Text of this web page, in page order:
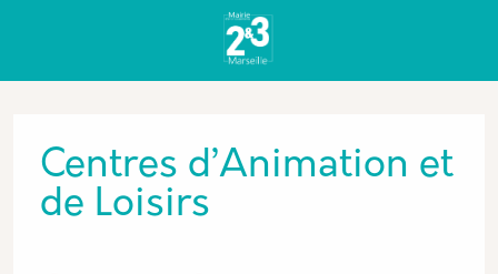
Type de Lieux
Centres d’Animation et
de Loisirs
Panneau de gestion des cookies